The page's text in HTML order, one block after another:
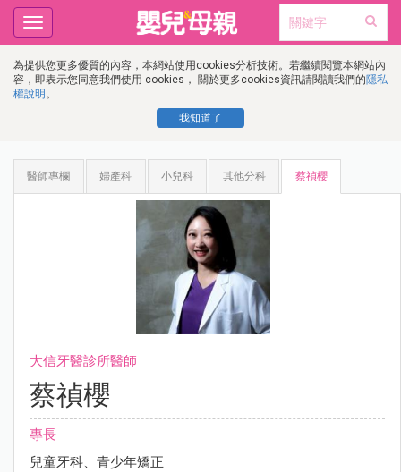
為提供您更多優質的內容，本網站使用cookies分析技術。若繼續閱覽本網站內
容，即表示您同意我們使用 cookies， 關於更多cookies資訊請閱讀我們的隱私
權說明 。
我知道了
Toggle
navigation
醫師專欄 婦產科 小兒科 其他分科 蔡禎櫻
大信牙醫診所醫師
蔡禎櫻
專長
兒童牙科、青少年矯正